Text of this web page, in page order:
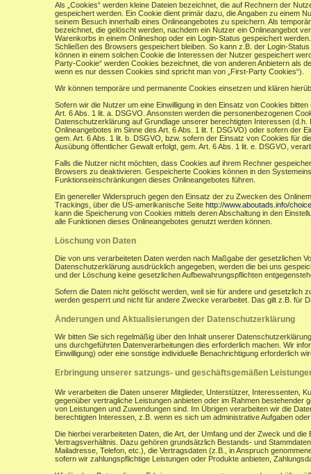
Als „Cookies“ werden kleine Dateien bezeichnet, die auf Rechnern der
gespeichert werden. Ein Cookie dient primär dazu, die Angaben zu einem
seinem Besuch innerhalb eines Onlineangebotes zu speichern. Als
bezeichnet, die gelöscht werden, nachdem ein Nutzer ein Onlineangebot
Warenkorbs in einem Onlineshop oder ein Login-Status gespeichert
Schließen des Browsers gespeichert bleiben. So kann z.B. der Login-
können in einem solchen Cookie die Interessen der Nutzer gespeichert
Party-Cookie“ werden Cookies bezeichnet, die von anderen Anbietern als
wenn es nur dessen Cookies sind spricht man von „First-Party Cookies“).
Wir können temporäre und permanente Cookies einsetzen und klären
Sofern wir die Nutzer um eine Einwilligung in den Einsatz von Cookies
Art. 6 Abs. 1 lit. a. DSGVO. Ansonsten werden die personenbezogenen
Datenschutzerklärung auf Grundlage unserer berechtigten Interessen
Onlineangebotes im Sinne des Art. 6 Abs. 1 lit. f. DSGVO) oder sofern der
gem. Art. 6 Abs. 1 lit. b. DSGVO, bzw. sofern der Einsatz von Cookies für
Ausübung öffentlicher Gewalt erfolgt, gem. Art. 6 Abs. 1 lit. e. DSGVO,
Falls die Nutzer nicht möchten, dass Cookies auf ihrem Rechner
Browsers zu deaktivieren. Gespeicherte Cookies können in den
Funktionseinschränkungen dieses Onlineangebotes führen.
Ein genereller Widerspruch gegen den Einsatz der zu Zwecken des
Trackings, über die US-amerikanische Seite http://www.aboutads.info/
kann die Speicherung von Cookies mittels deren Abschaltung in den
alle Funktionen dieses Onlineangebotes genutzt werden können.
Löschung von Daten
Die von uns verarbeiteten Daten werden nach Maßgabe der gesetzlichen
Datenschutzerklärung ausdrücklich angegeben, werden die bei uns
und der Löschung keine gesetzlichen Aufbewahrungspflichten
Sofern die Daten nicht gelöscht werden, weil sie für andere und gesetzlich
werden gesperrt und nicht für andere Zwecke verarbeitet. Das gilt z.B. für
Änderungen und Aktualisierungen der Datenschutzerklärung
Wir bitten Sie sich regelmäßig über den Inhalt unserer
uns durchgeführten Datenverarbeitungen dies erforderlich machen. Wir
Einwilligung) oder eine sonstige individuelle Benachrichtigung erforderlich
Erbringung unserer satzungs- und geschäftsgemäßen
Wir verarbeiten die Daten unserer Mitglieder, Unterstützer, Interessenten,
gegenüber vertragliche Leistungen anbieten oder im Rahmen
von Leistungen und Zuwendungen sind. Im Übrigen verarbeiten wir die
berechtigten Interessen, z.B. wenn es sich um administrative Aufgaben
Die hierbei verarbeiteten Daten, die Art, der Umfang und der Zweck und
Vertragsverhältnis. Dazu gehören grundsätzlich Bestands- und
Mailadresse, Telefon, etc.), die Vertragsdaten (z.B., in Anspruch
sofern wir zahlungspflichtige Leistungen oder Produkte anbieten,